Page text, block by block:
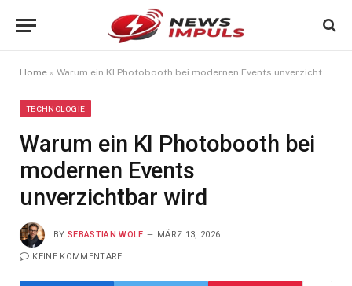
Home » Warum ein KI Photobooth bei modernen Events unverzichtbar wird
TECHNOLOGIE
Warum ein KI Photobooth bei
modernen Events
unverzichtbar wird
BY SEBASTIAN WOLF MÄRZ 13, 2026
KEINE KOMMENTARE